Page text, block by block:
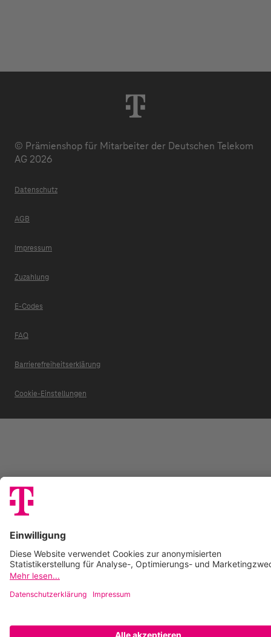
© Prämienshop für Mitarbeiter der Deutschen Telekom
AG 2026
Datenschutz
AGB
Impressum
Zuzahlung
E-Codes
FAQ
Barrierefreiheitserklärung
Cookie-Einstellungen